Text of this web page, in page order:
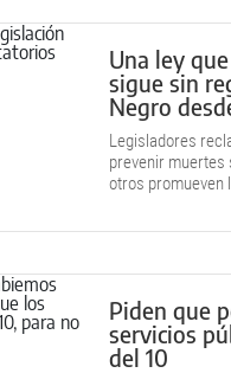
Una ley
sigue sin
Negro
Legisladores
prevenir muertes
otros promueven
Piden que
servicios
del 10